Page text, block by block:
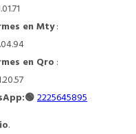
en Mty:
en Qro :
2225645895
.